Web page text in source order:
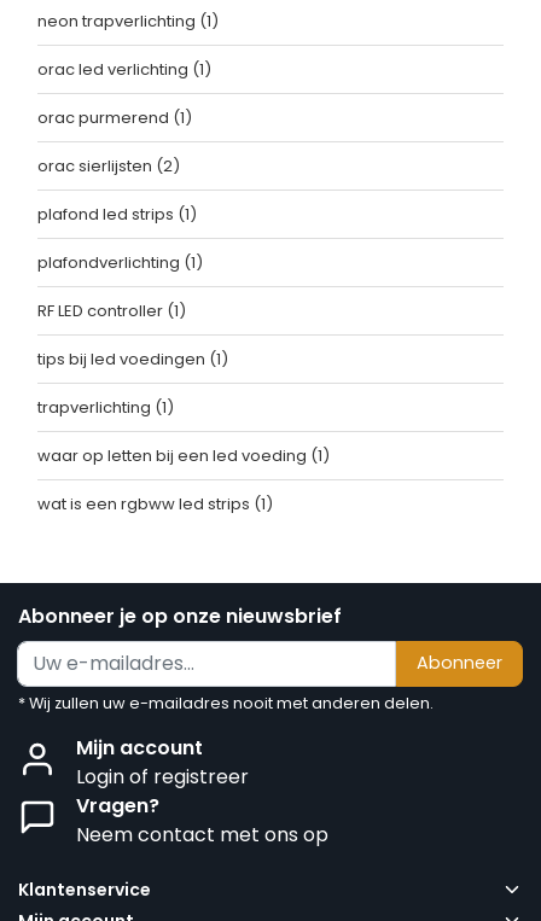
neon trapverlichting (1)
orac led verlichting (1)
orac purmerend (1)
orac sierlijsten (2)
plafond led strips (1)
plafondverlichting (1)
RF LED controller (1)
tips bij led voedingen (1)
trapverlichting (1)
waar op letten bij een led voeding (1)
wat is een rgbww led strips (1)
Abonneer je op onze nieuwsbrief
Abonneer
* Wij zullen uw e-mailadres nooit met anderen delen.
Mijn account
Login of registreer
Vragen?
Neem contact met ons op
Klantenservice